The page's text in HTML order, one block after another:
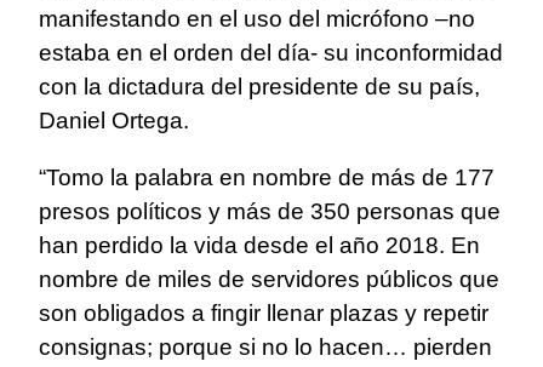
manifestando en el uso del micrófono –no
estaba en el orden del día- su inconformidad
con la dictadura del presidente de su país,
Daniel Ortega.
“Tomo la palabra en nombre de más de 177
presos políticos y más de 350 personas que
han perdido la vida desde el año 2018. En
nombre de miles de servidores públicos que
son obligados a fingir llenar plazas y repetir
consignas; porque si no lo hacen… pierden